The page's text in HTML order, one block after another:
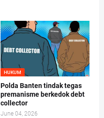
HUKUM
Polda Banten tindak tegas
premanisme berkedok debt
collector
June 04, 2026